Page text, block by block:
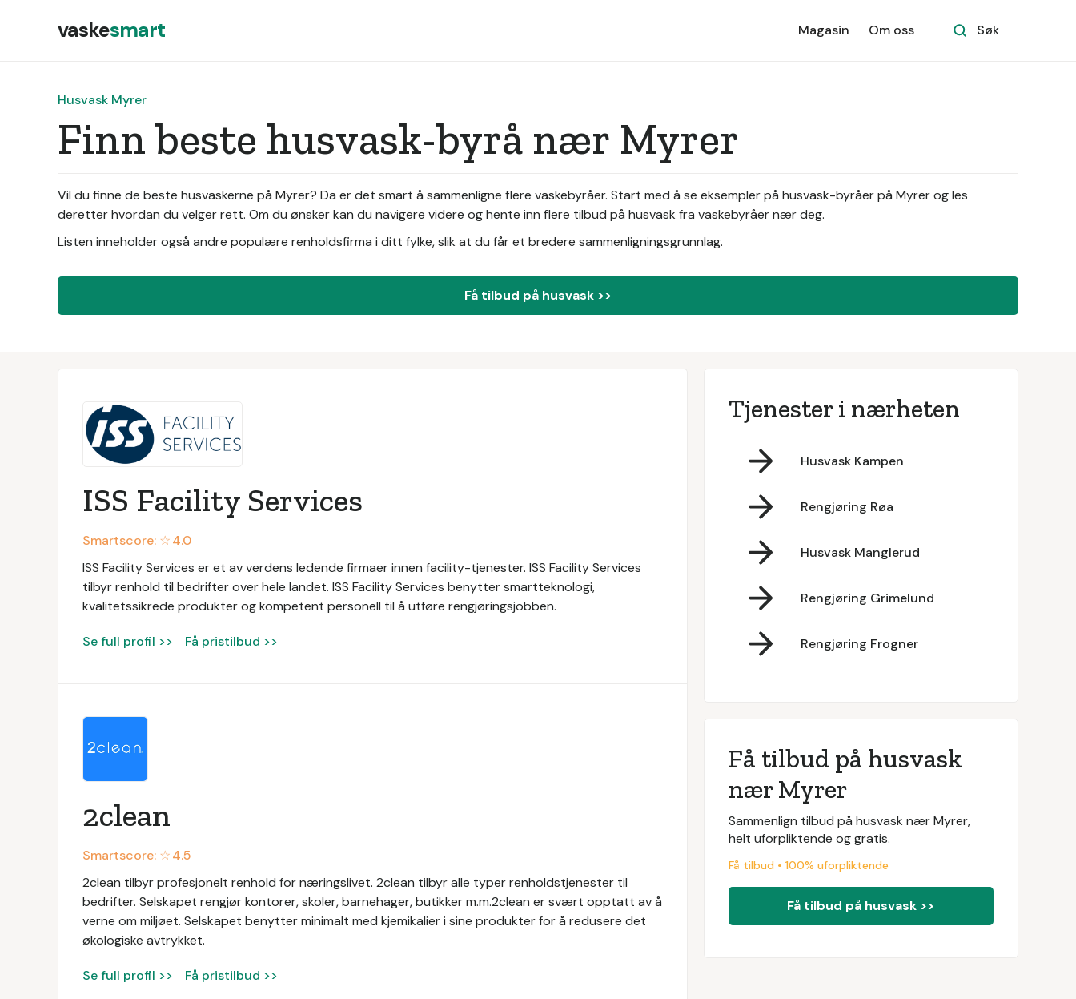
vaskesmart Magasin Om oss Søk
Husvask Myrer
Finn beste husvask-byrå nær Myrer
Vil du finne de beste husvaskerne på Myrer? Da er det smart å sammenligne flere vaskebyråer. Start med å se eksempler på husvask-byråer på Myrer og les
deretter hvordan du velger rett. Om du ønsker kan du navigere videre og hente inn flere tilbud på husvask fra vaskebyråer nær deg.
Listen inneholder også andre populære renholdsfirma i ditt fylke, slik at du får et bredere sammenligningsgrunnlag.
Få tilbud på husvask >>
ISS Facility Services
Smartscore: ☆4.0
ISS Facility Services er et av verdens ledende firmaer innen facility-tjenester. ISS Facility Services
tilbyr renhold til bedrifter over hele landet. ISS Facility Services benytter smartteknologi,
kvalitetssikrede produkter og kompetent personell til å utføre rengjøringsjobben.
Se full profil >> Få pristilbud >>
2clean
Smartscore: ☆4.5
2clean tilbyr profesjonelt renhold for næringslivet. 2clean tilbyr alle typer renholdstjenester til
bedrifter. Selskapet rengjør kontorer, skoler, barnehager, butikker m.m.2clean er svært opptatt av å
verne om miljøet. Selskapet benytter minimalt med kjemikalier i sine produkter for å redusere det
økologiske avtrykket.
Se full profil >> Få pristilbud >>
Tjenester i nærheten
Husvask Kampen
Rengjøring Røa
Husvask Manglerud
Rengjøring Grimelund
Rengjøring Frogner
Få tilbud på husvask
nær Myrer
Sammenlign tilbud på husvask nær Myrer,
helt uforpliktende og gratis.
Få tilbud • 100% uforpliktende
Få tilbud på husvask >>